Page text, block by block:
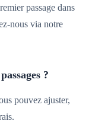
passage dans
nous via notre
?
pouvez ajuster,